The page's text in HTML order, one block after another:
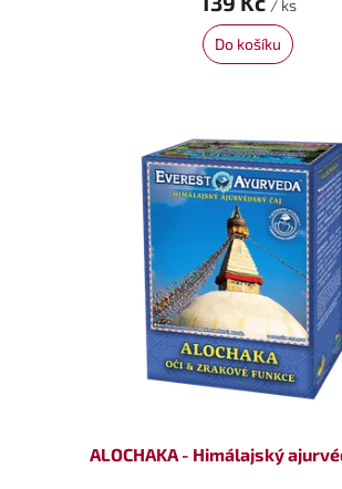
/ ks
Do košíku
ALOCHAKA - Himálajský